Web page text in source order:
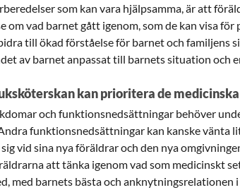
som kan vara hjälpsamma, är att
om vad barnet gått igenom, som de kan visa
till ökad förståelse för barnet och familjens
av barnet anpassat till barnets situation och
kan prioritera de
och funktionsnedsättningar behöver
funktionsnedsättningar kan kanske vänta
vid sina nya föräldrar och den nya
att tänka igenom vad som medicinskt
med barnets bästa och anknytningsrelationen